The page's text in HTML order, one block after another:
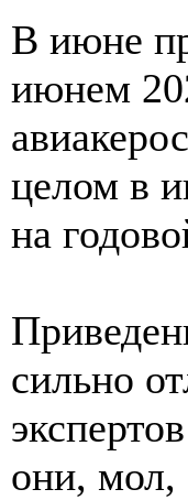
В июне
июнем
целом в
на
сильно
они, мол,